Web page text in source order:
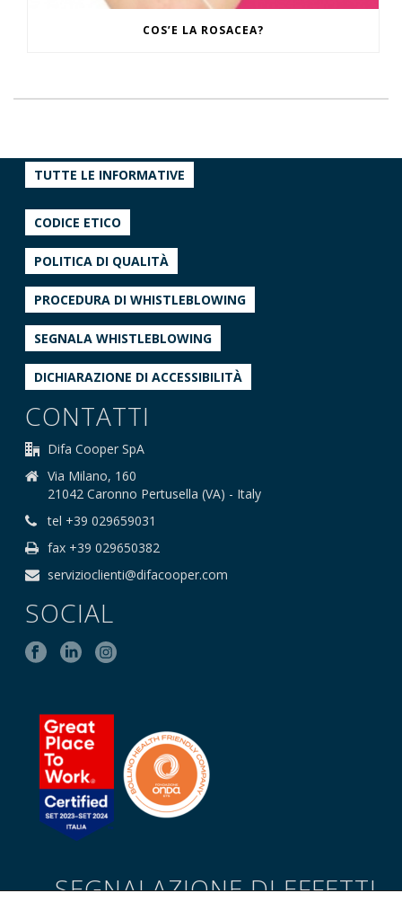
COS’E LA ROSACEA?
TUTTE LE INFORMATIVE
CODICE ETICO
POLITICA DI QUALITÀ
PROCEDURA DI WHISTLEBLOWING
SEGNALA WHISTLEBLOWING
DICHIARAZIONE DI ACCESSIBILITÀ
CONTATTI
Difa Cooper SpA
Via Milano, 160
21042 Caronno Pertusella (VA) - Italy
tel +39 029659031
fax +39 029650382
servizioclienti@difacooper.com
SOCIAL
SEGNALAZIONE DI EFFETTI